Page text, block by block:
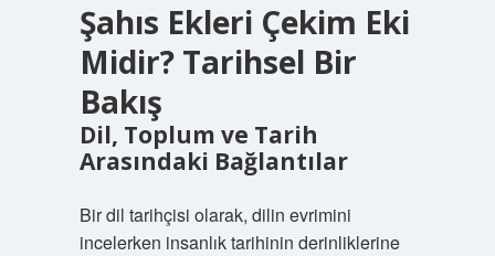
Şahıs Ekleri Çekim Eki
Midir? Tarihsel Bir
Bakış
Dil, Toplum ve Tarih
Arasındaki Bağlantılar
Bir dil tarihçisi olarak, dilin evrimini
incelerken insanlık tarihinin derinliklerine